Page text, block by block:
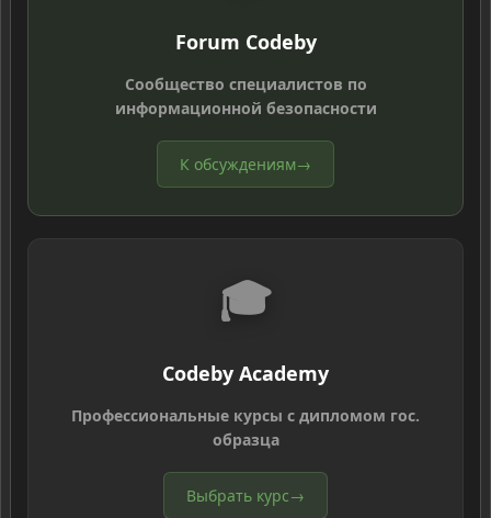
Forum Codeby
Сообщество специалистов по
информационной безопасности
К обсуждениям→
🎓
Codeby Academy
Профессиональные курсы с дипломом гос.
образца
Выбрать курс→